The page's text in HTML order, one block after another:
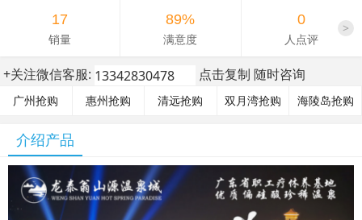
17
销量
89%
满意度
0
人点评
>
+关注微信客服: 点击复制 随时咨询
广州抢购 惠州抢购 清远抢购 双月湾抢购 海陵岛抢购
介绍产品